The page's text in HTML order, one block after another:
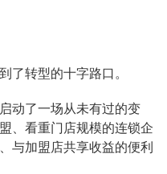
了转型的十字路口。
动了一场从未有过的变
、看重门店规模的连锁企
与加盟店共享收益的便利